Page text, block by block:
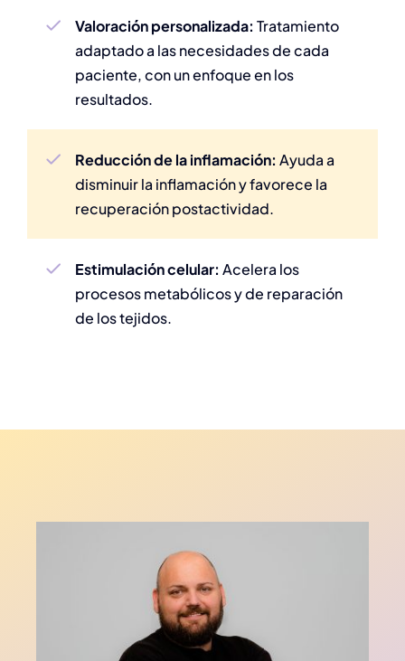
Valoración personalizada: Tratamiento
adaptado a las necesidades de cada
paciente, con un enfoque en los
resultados.
Reducción de la inflamación: Ayuda a
disminuir la inflamación y favorece la
recuperación postactividad.
Estimulación celular: Acelera los
procesos metabólicos y de reparación
de los tejidos.